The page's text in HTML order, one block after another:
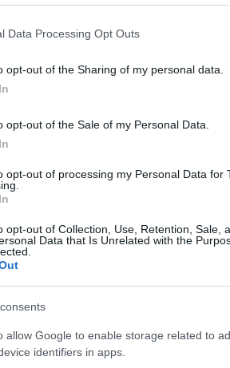
Data Processing Opt Outs
opt-out of the Sharing of my personal data.
opt-out of the Sale of my Personal Data.
opt-out of processing my Personal Data for
opt-out of Collection, Use, Retention, Sale,
Data that Is Unrelated with the
allow Google to enable storage related to
identifiers in apps.
contro la Juventus:
ossessionarci, ma
la formazione di Pirlo.
togliergli il pallone. Si integra
McKennie. È molto intenso,
è molto forte e pronto
giallorosso: “Siamo
tutto quello che tocca lo